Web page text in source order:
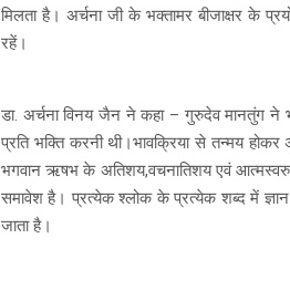
मिलता है। अर्चना जी के भक्तामर बीजाक्षर के
रहें।
डा. अर्चना विनय जैन ने कहा – गुरुदेव मानतुंग ने
प्रति भक्ति करनी थी।भावक्रिया से तन्मय
भगवान ऋषभ के अतिशय,वचनातिशय एवं
समावेश है। प्रत्येक श्लोक के प्रत्येक शब्द में ज्ञान
जाता है।